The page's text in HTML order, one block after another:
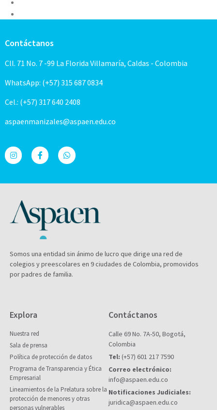
Contáctanos
Cll. 71 No. 7 -99 La Florida Villamaría, Caldas - Colombia
WhatsApp: (+57) 315 687 0834
Cel.: (+57) 317 640 2408
aspaenmanizales@aspaen.edu.co
Somos una entidad sin ánimo de lucro que dirige una red de
colegios y preescolares en 9 ciudades de Colombia, promovidos
por padres de familia.
Explora
Nuestra red
Sala de prensa
Política de protección de datos
Programa de Transparencia y Ética
Empresarial
Lineamientos de la Prelatura sobre la
protección de menores y otras
personas vulnerables
Contáctanos
Calle 69 No. 7A-50, Bogotá,
Colombia
Tel: (+57) 601 217 7590
Correo electrónico:
info@aspaen.edu.co
Notificaciones Judiciales:
juridica@aspaen.edu.co